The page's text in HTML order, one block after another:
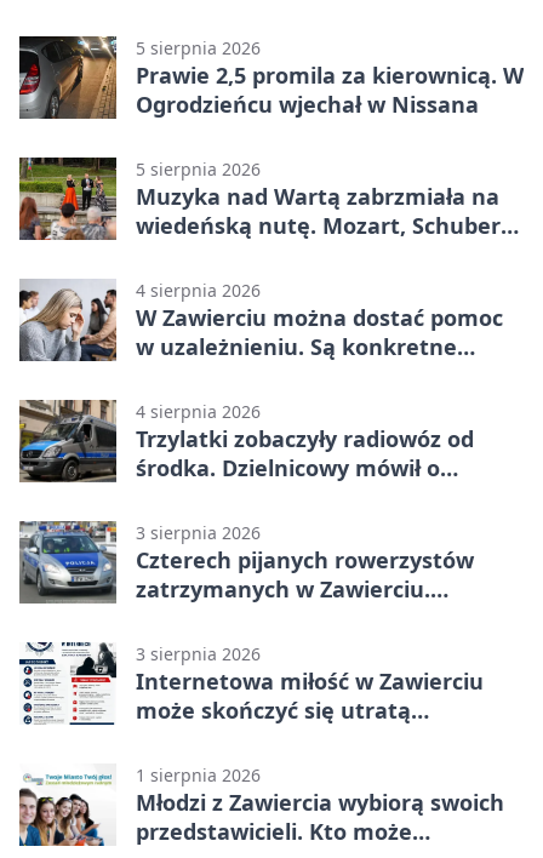
5 sierpnia 2026
Prawie 2,5 promila za kierownicą. W
Ogrodzieńcu wjechał w Nissana
5 sierpnia 2026
Muzyka nad Wartą zabrzmiała na
wiedeńską nutę. Mozart, Schubert i
4 sierpnia 2026
W Zawierciu można dostać pomoc
w uzależnieniu. Są konkretne
4 sierpnia 2026
Trzylatki zobaczyły radiowóz od
środka. Dzielnicowy mówił o
3 sierpnia 2026
Czterech pijanych rowerzystów
zatrzymanych w Zawierciu.
3 sierpnia 2026
Internetowa miłość w Zawierciu
może skończyć się utratą
1 sierpnia 2026
Młodzi z Zawiercia wybiorą swoich
przedstawicieli. Kto może